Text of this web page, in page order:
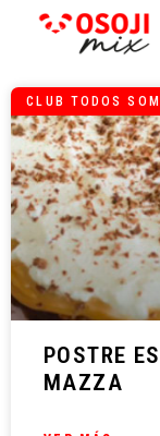
CLUB TODOS
POSTRE
MAZZA